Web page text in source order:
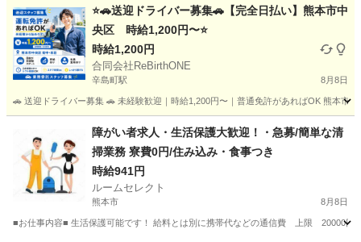
⭐🚗送迎ドライバー募集🚗【完全日払い】熊本市中
央区 時給1,200円〜⭐
時給1,200円
合同会社ReBirthONE
辛島町駅 8月8日
🚗 送迎ドライバー募集 🚗 未経験歓迎｜時給1,200円〜｜普通免許があればOK 熊本市
辛島町駅 軽作業 スタッフ
障がい者求人・生活保護大歓迎！・急募/簡単な清
掃業務 寮費0円/住み込み・食事つき
時給941円
ルームセレクト
熊本市 8月8日
■お仕事内容■ 生活保護可能です！ 給料とは別に携帯代などの通信費 上限 20000